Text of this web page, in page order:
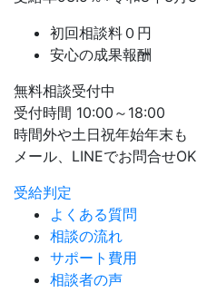
初回相談料０円
安心の成果報酬
無料相談受付中
受付時間 10:00～18:00
時間外や土日祝年始年末も
メール、LINEでお問合せOK
受給判定
よくある質問
相談の流れ
サポート費用
相談者の声